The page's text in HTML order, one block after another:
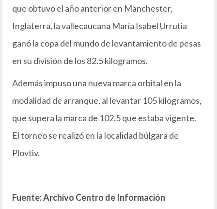
que obtuvo el año anterior en Manchester,
Inglaterra, la vallecaucana María Isabel Urrutia
ganó la copa del mundo de levantamiento de pesas
en su división de los 82.5 kilogramos.
Además impuso una nueva marca orbital en la
modalidad de arranque, al levantar 105 kilogramos,
que supera la marca de 102.5 que estaba vigente.
El torneo se realizó en la localidad búlgara de
Plovtiv.
Fuente: Archivo Centro de Información